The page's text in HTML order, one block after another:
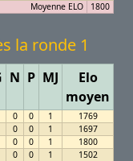
Moyenne ELO 1800
la ronde 1
N P MJ
Elo
moyen
0 0 1
1769
0 0 1
1697
0 0 1
1800
0 0 1 1502